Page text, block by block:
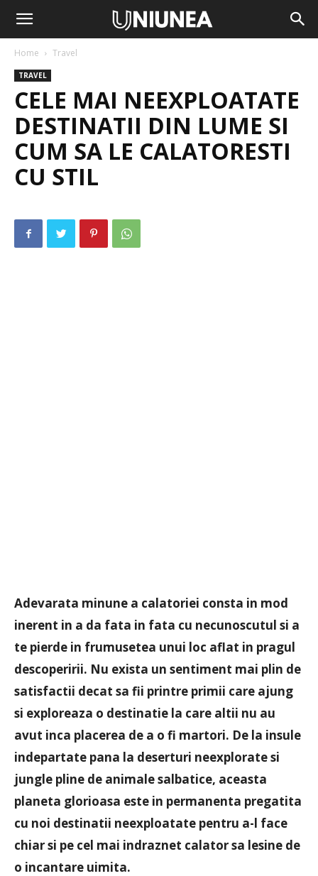
Home Travel
TRAVEL
CELE MAI NEEXPLOATATE
DESTINATII DIN LUME SI
CUM SA LE CALATORESTI
CU STIL
Adevarata minune a calatoriei consta in mod
inerent in a da fata in fata cu necunoscutul si a
te pierde in frumusetea unui loc aflat in pragul
descoperirii. Nu exista un sentiment mai plin de
satisfactii decat sa fii printre primii care ajung
si exploreaza o destinatie la care altii nu au
avut inca placerea de a o fi martori. De la insule
indepartate pana la deserturi neexplorate si
jungle pline de animale salbatice, aceasta
planeta glorioasa este in permanenta pregatita
cu noi destinatii neexploatate pentru a-l face
chiar si pe cel mai indraznet calator sa lesine de
o incantare uimita.